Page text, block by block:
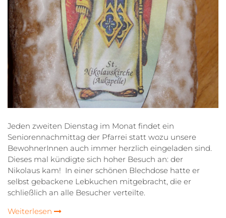
Jeden zweiten Dienstag im Monat findet ein
Seniorennachmittag der Pfarrei statt wozu unsere
BewohnerInnen auch immer herzlich eingeladen sind.
Dieses mal kündigte sich hoher Besuch an: der
Nikolaus kam! In einer schönen Blechdose hatte er
selbst gebackene Lebkuchen mitgebracht, die er
schließlich an alle Besucher verteilte.
Weiterlesen